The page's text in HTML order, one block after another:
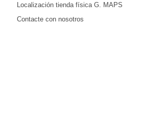
Localización tienda física G. MAPS
Contacte con nosotros